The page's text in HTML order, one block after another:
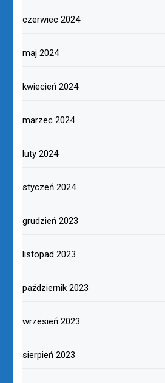
czerwiec 2024
maj 2024
kwiecień 2024
marzec 2024
luty 2024
styczeń 2024
grudzień 2023
listopad 2023
październik 2023
wrzesień 2023
sierpień 2023